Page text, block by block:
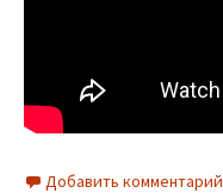
Добавить комментарий